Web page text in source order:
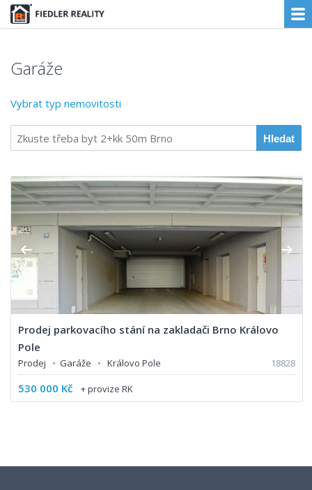
Garáže
Vybrat typ nemovitosti
Prodej parkovacího stání na zakladači Brno Královo
Pole
Prodej • Garáže • Královo Pole 18828
530 000 Kč + provize RK